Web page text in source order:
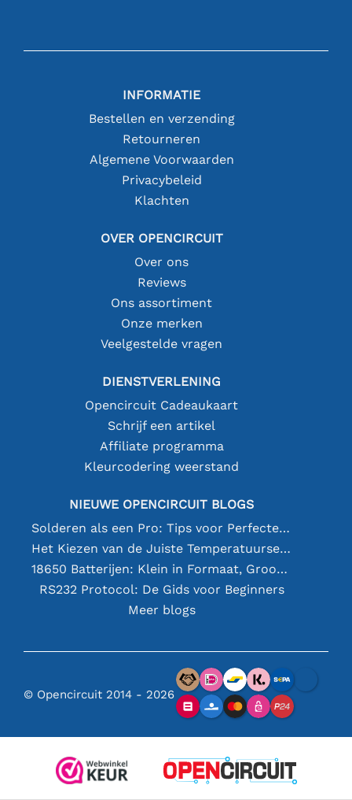
INFORMATIE
Bestellen en verzending
Retourneren
Algemene Voorwaarden
Privacybeleid
Klachten
OVER OPENCIRCUIT
Over ons
Reviews
Ons assortiment
Onze merken
Veelgestelde vragen
DIENSTVERLENING
Opencircuit Cadeaukaart
Schrijf een artikel
Affiliate programma
Kleurcodering weerstand
NIEUWE OPENCIRCUIT BLOGS
Solderen als een Pro: Tips voor Perfecte Elektronische Verbindingen
Het Kiezen van de Juiste Temperatuursensor [youtube]
18650 Batterijen: Klein in Formaat, Groot in Prestatie
RS232 Protocol: De Gids voor Beginners
Meer blogs
© Opencircuit 2014 - 2026